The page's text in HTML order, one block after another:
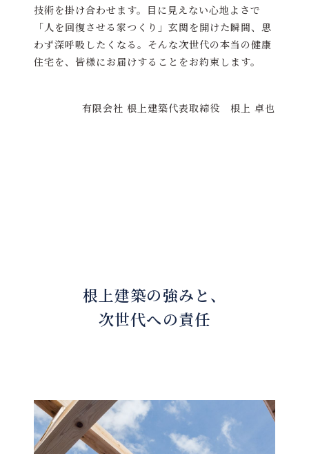
技術を掛け合わせます。目に見えない心地よさで
「人を回復させる家つくり」玄関を開けた瞬間、思
わず深呼吸したくなる。そんな次世代の本当の健康
住宅を、皆様にお届けすることをお約束します。
有限会社 根上建築代表取締役 根上 卓也
根上建築の強みと、
次世代への責任